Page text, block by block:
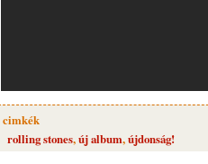
cimkék
rolling stones,új album,újdonság!